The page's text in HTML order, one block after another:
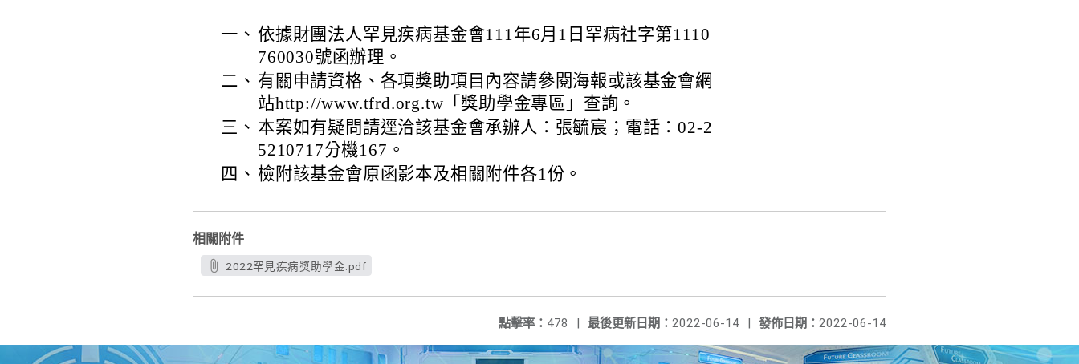
一、 依據財團法人罕見疾病基金會111年6月1日罕病社字第1110
760030號函辦理。
二、 有關申請資格、各項獎助項目內容請參閱海報或該基金會網
站http://www.tfrd.org.tw「獎助學金專區」查詢。
三、 本案如有疑問請逕洽該基金會承辦人：張毓宸；電話：02-2
5210717分機167。
四、 檢附該基金會原函影本及相關附件各1份。
相關附件
2022罕見疾病獎助學金.pdf
發佈日期： 2022-06-14
最後更新日期： 2022-06-14 |
點擊率： 478 |